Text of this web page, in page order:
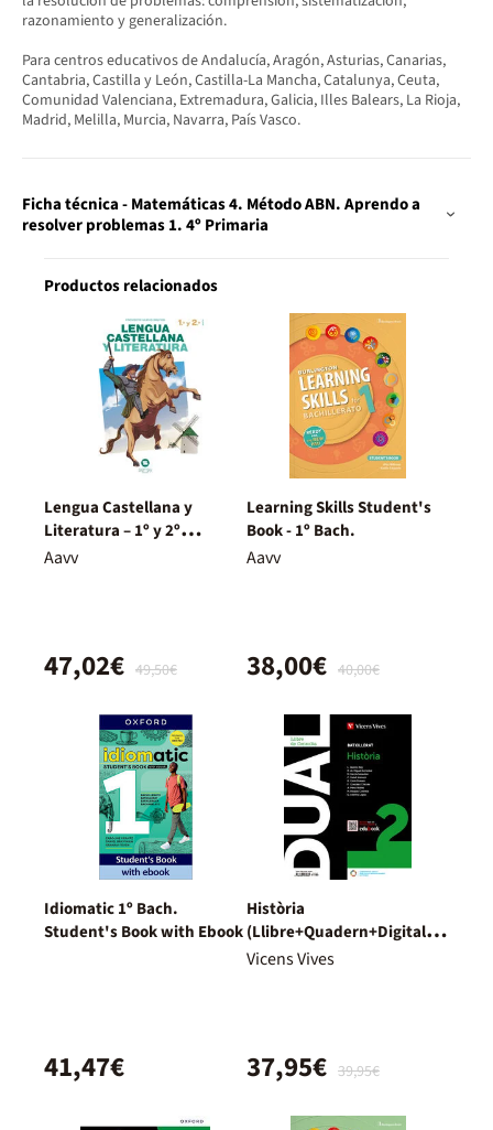
razonamiento y generalización.
Para centros educativos de Andalucía, Aragón, Asturias, Canarias,
Cantabria, Castilla y León, Castilla-La Mancha, Catalunya, Ceuta,
Comunidad Valenciana, Extremadura, Galicia, Illes Balears, La Rioja,
Madrid, Melilla, Murcia, Navarra, País Vasco.
Ficha técnica - Matemáticas 4. Método ABN. Aprendo a
resolver problemas 1. 4º Primaria
Productos relacionados
Lengua Castellana y
Literatura – 1º y 2º
Bachillerato – Nuevo
Aavv
49,50€
47,02€
Learning Skills Student's
Book - 1º Bach.
Aavv
40,00€
38,00€
Idiomatic 1º Bach.
Student's Book with Ebook
41,47€
Història
(Llibre+Quadern+Digital)
Dual
Vicens Vives
39,95€
37,95€